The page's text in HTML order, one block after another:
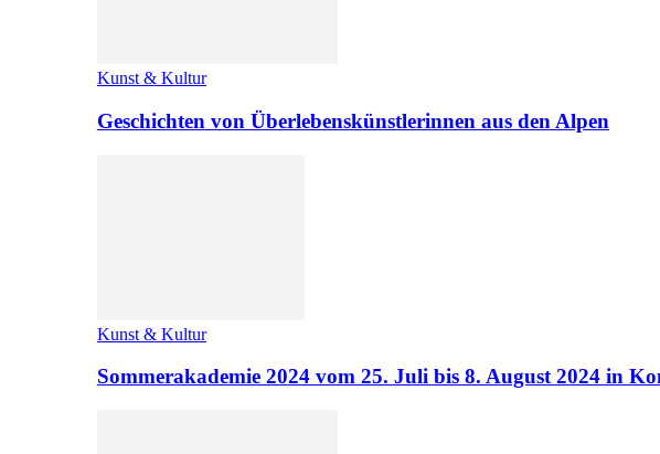
Kunst & Kultur
Geschichten von Überlebenskünstlerinnen aus den Alpen
Kunst & Kultur
Sommerakademie 2024 vom 25. Juli bis 8. August 2024 in